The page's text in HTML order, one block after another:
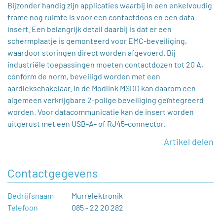
Bijzonder handig zijn applicaties waarbij in een enkelvoudig
frame nog ruimte is voor een contactdoos en een data
insert. Een belangrijk detail daarbij is dat er een
schermplaatje is gemonteerd voor EMC-beveiliging,
waardoor storingen direct worden afgevoerd. Bij
industriële toepassingen moeten contactdozen tot 20 A,
conform de norm, beveiligd worden met een
aardlekschakelaar. In de Modlink MSDD kan daarom een
algemeen verkrijgbare 2-polige beveiliging geïntegreerd
worden. Voor datacommunicatie kan de insert worden
uitgerust met een USB-A- of RJ45-connector.
Artikel delen
Contactgegevens
Bedrijfsnaam
Murrelektronik
Telefoon
085 - 22 20 282